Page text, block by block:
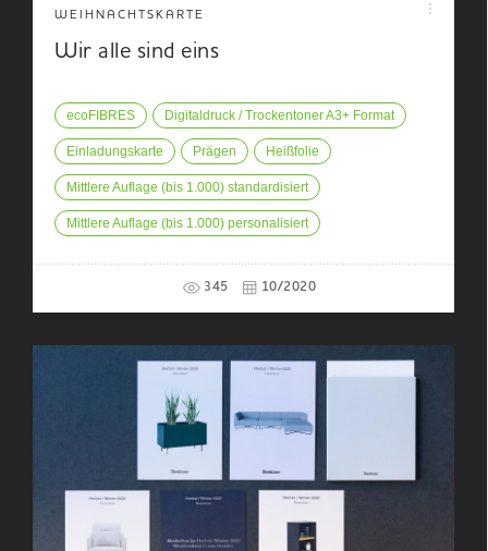
WEIHNACHTSKARTE
Wir alle sind eins
ecoFIBRES Digitaldruck / Trockentoner A3+ Format
Einladungskarte Prägen Heißfolie
Mittlere Auflage (bis 1.000) standardisiert
Mittlere Auflage (bis 1.000) personalisiert
345 10/2020